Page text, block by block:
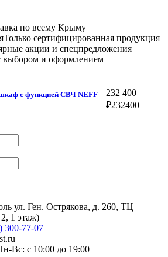
по всему Крыму
Только сертифицированная продукция
акции и спецпредложения
и оформлением
с функцией СВЧ NEFF
232 400
₽232400
ул. Ген. Острякова, д. 260, ТЦ
1 этаж)
300-77-07
Вс: с 10:00 до 19:00